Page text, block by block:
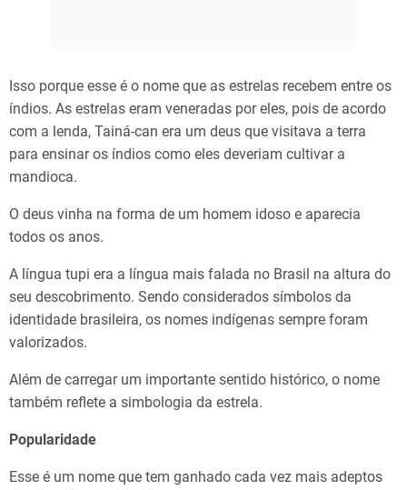
Isso porque esse é o nome que as estrelas recebem entre os
índios. As estrelas eram veneradas por eles, pois de acordo
com a lenda, Tainá-can era um deus que visitava a terra
para ensinar os índios como eles deveriam cultivar a
mandioca.
O deus vinha na forma de um homem idoso e aparecia
todos os anos.
A língua tupi era a língua mais falada no Brasil na altura do
seu descobrimento. Sendo considerados símbolos da
identidade brasileira, os nomes indígenas sempre foram
valorizados.
Além de carregar um importante sentido histórico, o nome
também reflete a simbologia da estrela.
Popularidade
Esse é um nome que tem ganhado cada vez mais adeptos